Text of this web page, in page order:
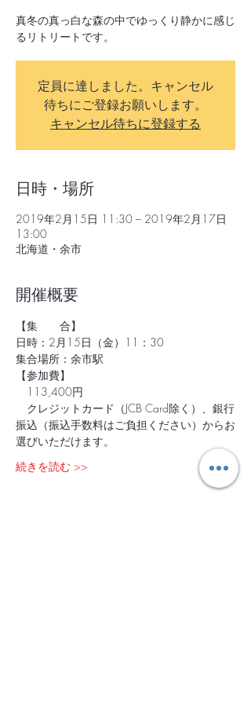
真冬の真っ白な森の中でゆっくり静かに感じ
るリトリートです。
定員に達しました。キャンセル
待ちにご登録お願いします。
キャンセル待ちに登録する
日時・場所
2019年2月15日 11:30 – 2019年2月17日
13:00
北海道・余市
開催概要
【集　　合】
日時：2月15日（金）11：30
集合場所：余市駅
【参加費】
113,400円
クレジットカード（JCB Card除く）、銀行
振込（振込手数料はご負担ください）からお
選びいただけます。
続きを読む >>